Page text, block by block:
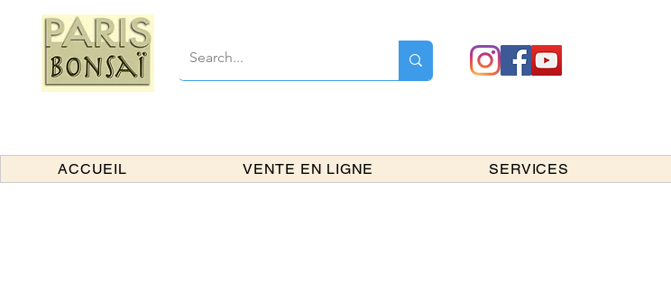
ACCUEIL VENTE EN LIGNE SERVICES